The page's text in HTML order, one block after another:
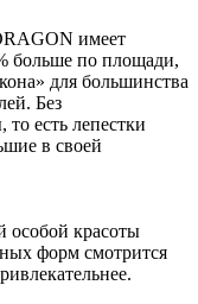
имеет
больше по площади,
для большинства
Без
есть лепестки
в своей
особой красоты
форм смотрится